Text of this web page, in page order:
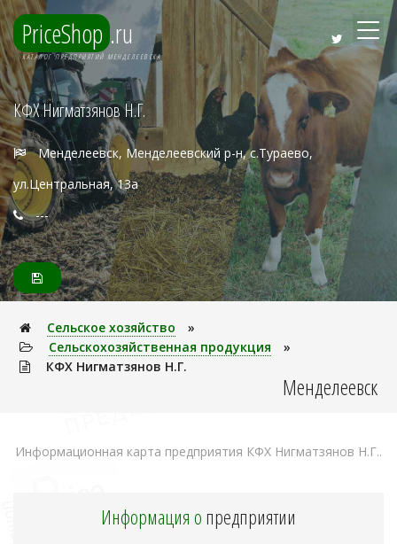
PriceShop .ru
КАТАЛОГ ПРЕДПРИЯТИЙ МЕНДЕЛЕЕВСКА
КФХ Нигматзянов Н.Г.
Менделеевск, Менделеевский р-н, с.Тураево,
ул.Центральная, 13а
---
Сельское хозяйство
»
Сельскохозяйственная продукция
»
КФХ Нигматзянов Н.Г.
Менделеевск
Информационная карта предприятия КФХ Нигматзянов Н.Г..
Информация опредприятии